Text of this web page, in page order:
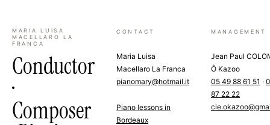
MARIA LUISA
MACELLARO LA
FRANCA
Conductor
·
Composer
CONTACT
Maria Luisa
Macellaro La Franca
pianomary@hotmail.it
Piano lessons in
Bordeaux
MANAGEMENT
Jean Paul
Ô Kazoo
05 49 88 61 51 ·
87 22 22